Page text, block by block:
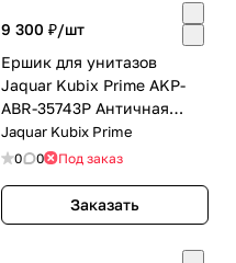
9 300 ₽/шт
Ершик для унитазов
Jaquar Kubix Prime AKP-
ABR-35743P Античная
бронза
Jaquar Kubix Prime
0 0 Под заказ
Заказать